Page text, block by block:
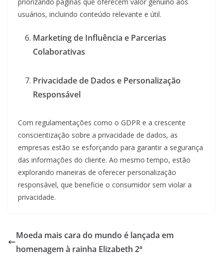
usuários, incluindo conteúdo relevante e útil.
Marketing de Influência e Parcerias
Colaborativas
Privacidade de Dados e Personalização
Responsável
Com regulamentações como o GDPR e a crescente
conscientização sobre a privacidade de dados, as
empresas estão se esforçando para garantir a segurança
das informações do cliente. Ao mesmo tempo, estão
explorando maneiras de oferecer personalização
responsável, que beneficie o consumidor sem violar a
privacidade.
Moeda mais cara do mundo é lançada em
homenagem à rainha Elizabeth 2ª